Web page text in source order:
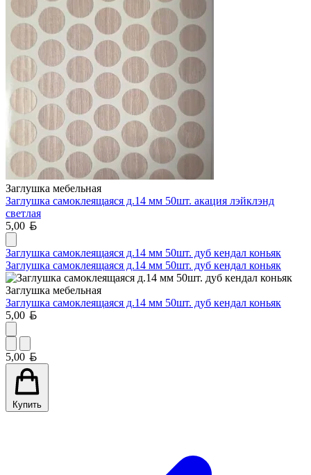
Заглушка мебельная
Заглушка самоклеящаяся д.14 мм 50шт. акация лэйклэнд
светлая
5,00
Заглушка самоклеящаяся д.14 мм 50шт. дуб кендал коньяк
Заглушка самоклеящаяся д.14 мм 50шт. дуб кендал коньяк
Заглушка мебельная
Заглушка самоклеящаяся д.14 мм 50шт. дуб кендал коньяк
5,00
5,00
Купить